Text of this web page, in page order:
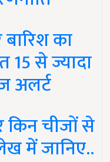
का
15 से ज्यादा
अलर्ट
चीजों से
में जानिए..